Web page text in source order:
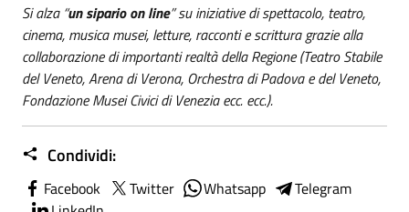
Si alza “un sipario on line” su iniziative di spettacolo, teatro,
cinema, musica musei, letture, racconti e scrittura grazie alla
collaborazione di importanti realtà della Regione (Teatro Stabile
del Veneto, Arena di Verona, Orchestra di Padova e del Veneto,
Fondazione Musei Civici di Venezia ecc. ecc.).
Condividi:
Facebook Twitter Whatsapp
Telegram